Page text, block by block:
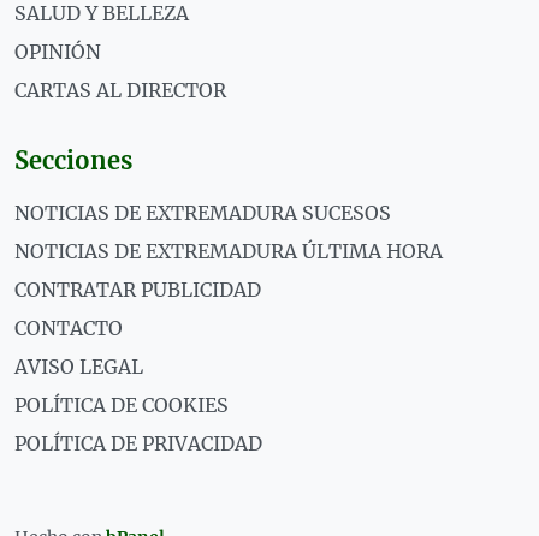
SALUD Y BELLEZA
OPINIÓN
CARTAS AL DIRECTOR
Secciones
NOTICIAS DE EXTREMADURA SUCESOS
NOTICIAS DE EXTREMADURA ÚLTIMA HORA
CONTRATAR PUBLICIDAD
CONTACTO
AVISO LEGAL
POLÍTICA DE COOKIES
POLÍTICA DE PRIVACIDAD